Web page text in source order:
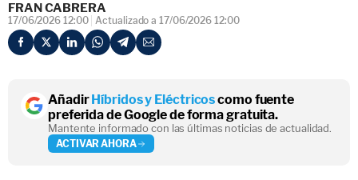
FRAN CABRERA
17/06/2026 12:00 Actualizado a 17/06/2026 12:00
AñadirHíbridos y Eléctricoscomo fuente
preferida de Google de forma gratuita.
Mantente informado con las últimas noticias de actualidad.
ACTIVAR AHORA